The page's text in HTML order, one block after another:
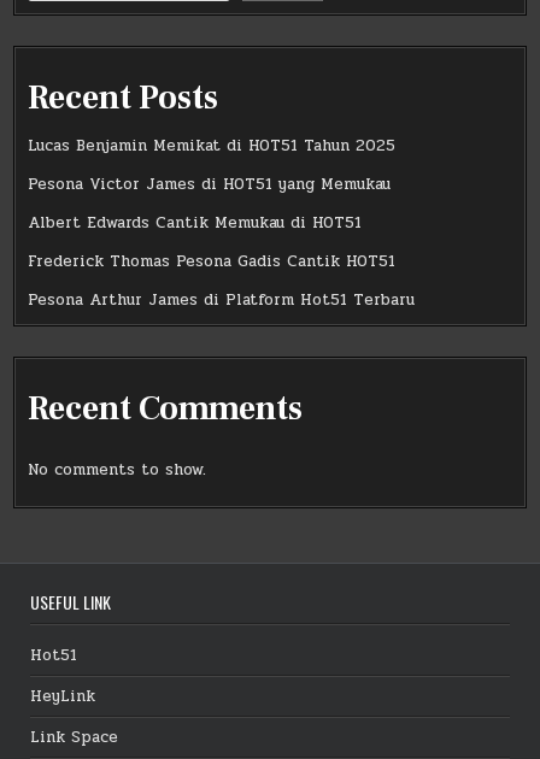
Recent Posts
Lucas Benjamin Memikat di HOT51 Tahun 2025
Pesona Victor James di HOT51 yang Memukau
Albert Edwards Cantik Memukau di HOT51
Frederick Thomas Pesona Gadis Cantik HOT51
Pesona Arthur James di Platform Hot51 Terbaru
Recent Comments
No comments to show.
USEFUL LINK
Hot51
HeyLink
Link Space